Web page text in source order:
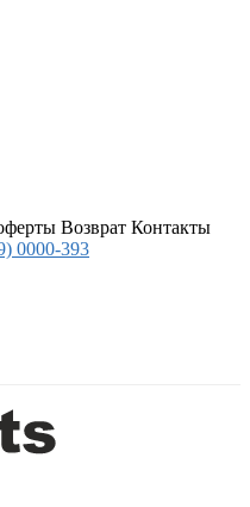
Возврат Контакты
0000-393